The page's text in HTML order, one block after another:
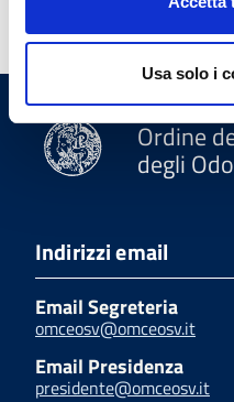
Usa solo i
Ordine
degli
Indirizzi email
Email Segreteria
omceosv@omceosv.it
Email Presidenza
presidente@omceosv.it